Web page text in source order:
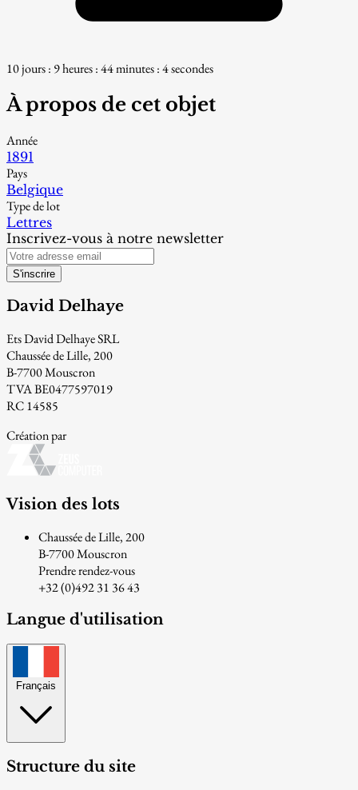
10 jours : 9 heures : 44 minutes : 2 secondes
À propos de cet objet
Année
1891
Pays
Belgique
Type de lot
Lettres
Inscrivez-vous à notre newsletter
S'inscrire
David Delhaye
Ets David Delhaye SRL
Chaussée de Lille, 200
B-7700 Mouscron
TVA BE0477597019
RC 14585
Création par
Vision des lots
Chaussée de Lille, 200
B-7700 Mouscron
Prendre rendez-vous
+32 (0)492 31 36 43
Langue d'utilisation
Français
Structure du site